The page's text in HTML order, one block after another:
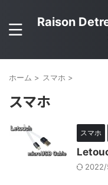
Raison
ホーム > スマホ >
スマホ
スマホ